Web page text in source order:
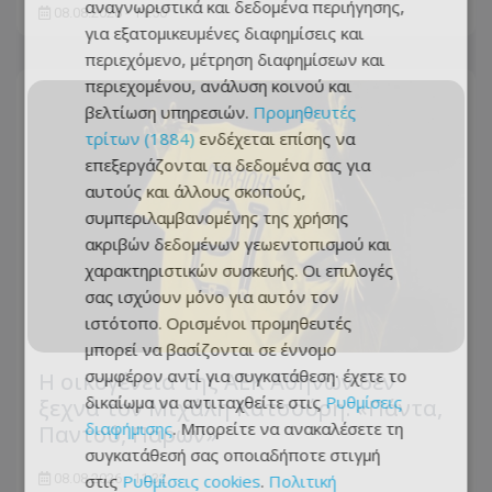
08.08.2026 - 11:50
Η οικογένεια της ΑΕΚ Αθηνών δεν
ξεχνά τον Μιχάλη Κατσούρη: «Πάντα,
Παντού, Παρών»
08.08.2026 - 11:32
αναγνωριστικά και δεδομένα περιήγησης,
για εξατομικευμένες διαφημίσεις και
περιεχόμενο, μέτρηση διαφημίσεων και
περιεχομένου, ανάλυση κοινού και
βελτίωση υπηρεσιών. Προμηθευτές
τρίτων (1884) ενδέχεται επίσης να
επεξεργάζονται τα δεδομένα σας για
αυτούς και άλλους σκοπούς,
συμπεριλαμβανομένης της χρήσης
ακριβών δεδομένων γεωεντοπισμού και
χαρακτηριστικών συσκευής. Οι επιλογές
σας ισχύουν μόνο για αυτόν τον
ιστότοπο. Ορισμένοι προμηθευτές
μπορεί να βασίζονται σε έννομο
συμφέρον αντί για συγκατάθεση· έχετε το
δικαίωμα να αντιταχθείτε στις Ρυθμίσεις
διαφήμισης. Μπορείτε να ανακαλέσετε τη
συγκατάθεσή σας οποιαδήποτε στιγμή
στις Ρυθμίσεις cookies. Πολιτική